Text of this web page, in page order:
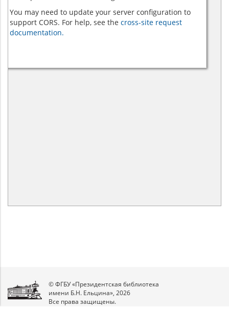
You may need to update your server configuration to
support CORS. For help, see the cross-site request
documentation.
© ФГБУ «Президентская библиотека
имени Б.Н. Ельцина», 2026
Все права защищены.